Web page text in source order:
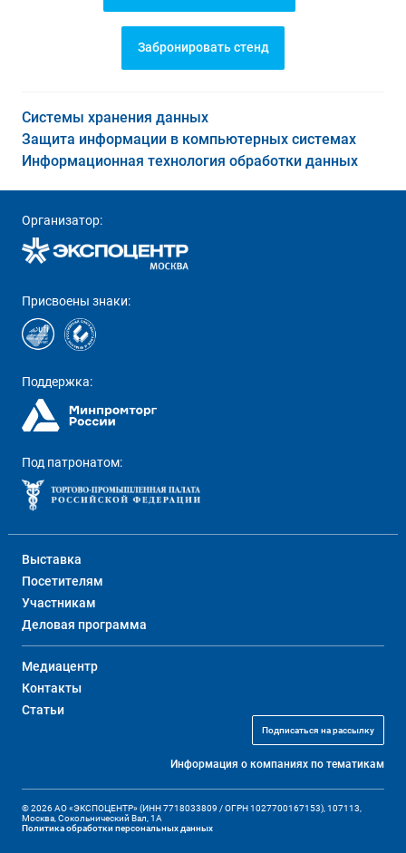
Забронировать стенд
Системы хранения данных
Защита информации в компьютерных системах
Информационная технология обработки данных
Организатор:
Присвоены знаки:
Поддержка:
Под патронатом:
Выставка
Посетителям
Участникам
Деловая программа
Медиацентр
Контакты
Статьи
Подписаться на рассылку
Информация о компаниях по тематикам
© 2026 АО «ЭКСПОЦЕНТР» (ИНН 7718033809 / ОГРН 1027700167153), 107113,
Москва, Сокольнический Вал, 1А
Политика обработки персональных данных